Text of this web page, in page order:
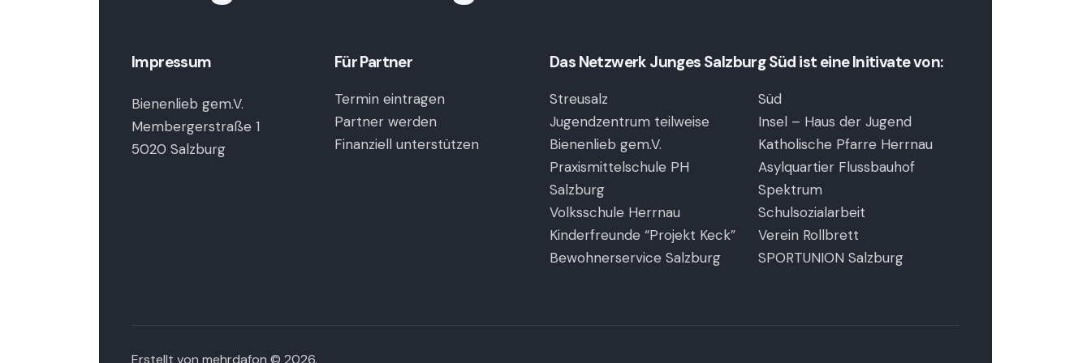
Impressum
Bienenlieb gem.V.
Membergerstraße 1
5020 Salzburg
Für Partner
Termin eintragen
Partner werden
Finanziell unterstützen
Das Netzwerk Junges Salzburg Süd ist eine Initivate von:
Streusalz
Jugendzentrum teilweise
Bienenlieb gem.V.
Praxismittelschule PH
Salzburg
Volksschule Herrnau
Kinderfreunde “Projekt Keck”
Bewohnerservice Salzburg
Süd
Insel – Haus der Jugend
Katholische Pfarre Herrnau
Asylquartier Flussbauhof
Spektrum
Schulsozialarbeit
Verein Rollbrett
SPORTUNION Salzburg
Erstellt von mehrdafon © 2026.